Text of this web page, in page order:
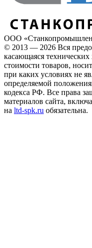
ООО
© 2013 — 2026 Вся
касающаяся технических
стоимости товаров,
при каких условиях не
определяемой
кодекса РФ. Все права
материалов сайта,
на ltd-spk.ru обязательна.